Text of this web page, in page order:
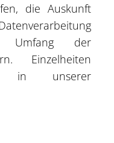
die Auskunft
Umfang der
Einzelheiten
in unserer